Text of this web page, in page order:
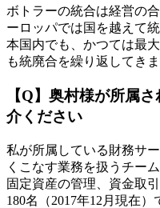
ボトラーの統合は経営の
ーロッパでは国を越えて
本国内でも、かつては最
も統廃合を繰り返してきま
【Q】奥村様が所属
介ください
私が所属している財務サ
くこなす業務を扱うチー
固定資産の管理、資金取
180名（2017年12月現在）